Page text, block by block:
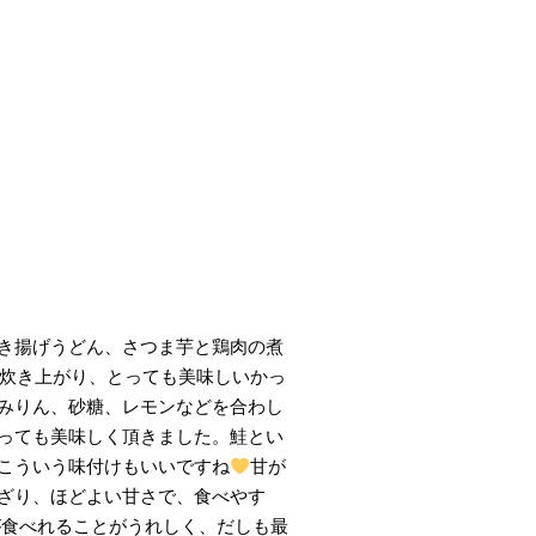
揚げうどん、さつま芋と鶏肉の煮
き上がり、とっても美味しいかっ
りん、砂糖、レモンなどを合わし
ても美味しく頂きました。鮭とい
ういう味付けもいいですね
甘が
り、ほどよい甘さで、食べやす
べれることがうれしく、だしも最